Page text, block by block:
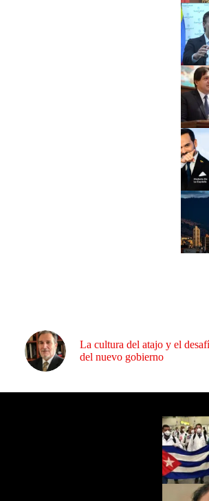
La cultura del atajo y el
del nuevo gobierno